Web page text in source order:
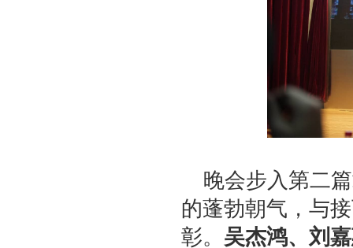
晚会步入第二
的蓬勃朝气，与
彰。 吴杰鸿、刘